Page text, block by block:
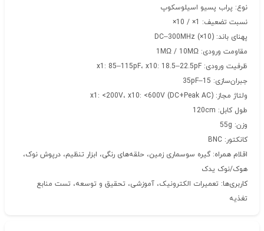
نوع: پراب پسیو اسیلوسکوپ
نسبت تضعیف: 1× / 10×
پهنای باند: DC–300MHz (×10)
مقاومت ورودی: 1MΩ / 10MΩ
ظرفیت ورودی: x1: 85–115pF، x10: 18.5–22.5pF
جبران‌سازی: 15–35pF
ولتاژ مجاز: x1: <200V، x10: <600V (DC+Peak AC)
طول کابل: 120cm
وزن: 55g
کانکتور: BNC
اقلام همراه: گیره سوسماری زمین، حلقه‌های رنگی، ابزار تنظیم، درپوش نوک،
هوک/نوک یدک
کاربری‌ها: تعمیرات الکترونیک، آموزشی، تحقیق و توسعه، تست منابع
تغذیه